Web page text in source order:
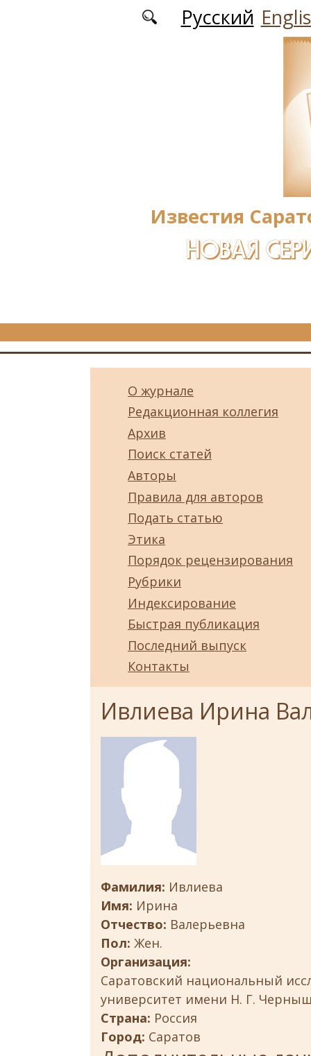
Перейти к основному содержаниюРусский
Известия
НОВАЯ
О журнале
Редакционная коллегия
Архив
Поиск статей
Авторы
Правила для авторов
Подать статью
Этика
Порядок рецензирования
Рубрики
Индексирование
Быстрая публикация
Последний выпуск
Контакты
Ивлиева Ирина
Фамилия: Ивлиева
Имя: Ирина
Отчество: Валерьевна
Пол: Жен.
Организация:
Саратовский национальный
университет имени Н. Г.
Страна: Россия
Город: Саратов